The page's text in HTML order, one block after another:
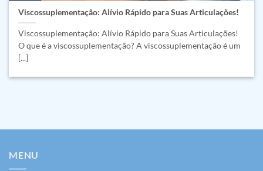
Viscossuplementação: Alívio Rápido para Suas Articulações!
Viscossuplementação: Alívio Rápido para Suas Articulações!
O que é a viscossuplementação? A viscossuplementação é um
[...]
MENU